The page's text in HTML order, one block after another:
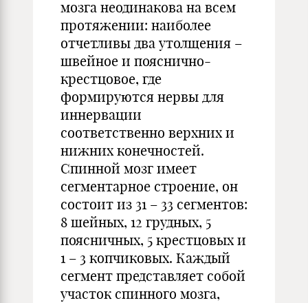
мозга неодинакова на всем
протяжении: наиболее
отчетливы два утолщения –
швейное и пояснично-
крестцовое, где
формируются нервы для
иннервации
соответственно верхних и
нижних конечностей.
Спинной мозг имеет
сегментарное строение, он
состоит из 31 – 33 сегментов:
8 шейных, 12 грудных, 5
поясничных, 5 крестцовых и
1 – 3 копчиковых. Каждый
сегмент представляет собой
участок спинного мозга,